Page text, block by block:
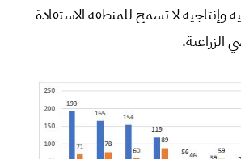
وإنتاجية لا تسمح للمنطقة الاستفادة
الزراعية.